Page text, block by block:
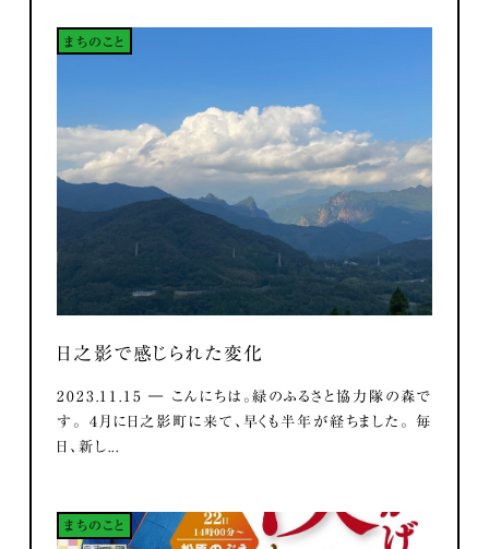
まちのこと
日之影で感じられた変化
2023.11.15 ― こんにちは。緑のふるさと協力隊の森で
す。 ４月に日之影町に来て、早くも半年が経ちました。 毎
日、新し...
まちのこと